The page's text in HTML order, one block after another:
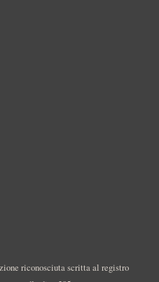
riconosciuta scritta al registro